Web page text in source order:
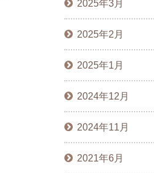
2025年3月
2025年2月
2025年1月
2024年12月
2024年11月
2021年6月